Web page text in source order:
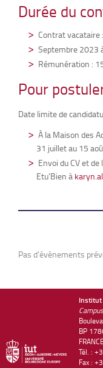
Durée du
Contrat
Septembre 2023
Rémunération :
Pour
Date limite de
À la Maison des
31 juillet au 15
Envoi du CV et
Etu’Bien à
Pas d'évènements
Institut
BP
FRANCE
Tél. :
Fax :